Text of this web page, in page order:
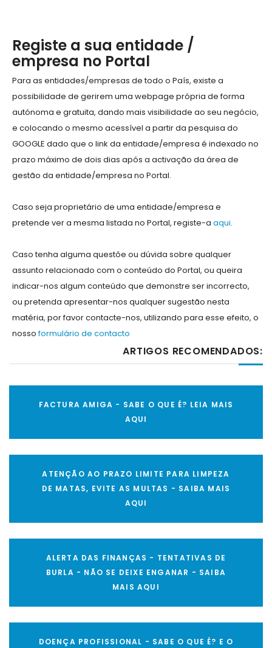
Registe a sua entidade /
empresa no Portal
Para as entidades/empresas de todo o País, existe a
possibilidade de gerirem uma webpage própria de forma
autónoma e gratuita, dando mais visibilidade ao seu negócio,
e colocando o mesmo acessível a partir da pesquisa do
GOOGLE dado que o link da entidade/empresa é indexado no
prazo máximo de dois dias após a activação da área de
gestão da entidade/empresa no Portal.
Caso seja proprietário de uma entidade/empresa e
pretende ver a mesma listada no Portal, registe-a aqui.
Caso tenha alguma questõe ou dúvida sobre qualquer
assunto relacionado com o conteúdo do Portal, ou queira
indicar-nos algum conteúdo que demonstre ser incorrecto,
ou pretenda apresentar-nos qualquer sugestão nesta
matéria, por favor contacte-nos, utilizando para esse efeito, o
nossoformulário de contacto
ARTIGOS RECOMENDADOS:
FACTURA AMIGA - SABE O QUE É? LEIA MAIS
AQUI
ATENÇÃO AO PRAZO LIMITE PARA LIMPEZA
DE MATAS, EVITE AS MULTAS - SAIBA MAIS
AQUI
ALERTA DAS FINANÇAS - TENTATIVAS DE
BURLA - NÃO SE DEIXE ENGANAR - SAIBA
MAIS AQUI
DOENÇA PROFISSIONAL - SABE O QUE É? E O